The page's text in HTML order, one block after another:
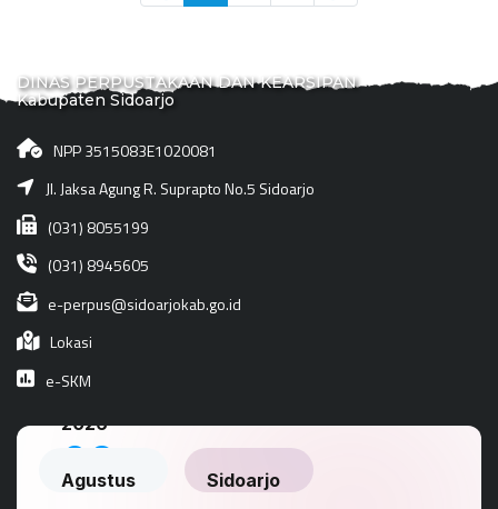
DINAS PERPUSTAKAAN DAN KEARSIPAN
Kabupaten Sidoarjo
NPP 3515083E1020081
Jl. Jaksa Agung R. Suprapto No.5 Sidoarjo
(031) 8055199
(031) 8945605
e-perpus@sidoarjokab.go.id
Lokasi
e-SKM